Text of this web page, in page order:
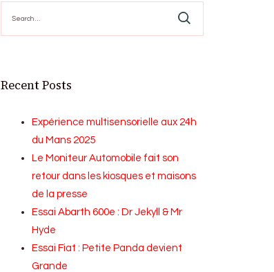
for:
Recent Posts
Expérience multisensorielle aux 24h
du Mans 2025
Le Moniteur Automobile fait son
retour dans les kiosques et maisons
de la presse
Essai Abarth 600e : Dr Jekyll & Mr
Hyde
Essai Fiat : Petite Panda devient
Grande